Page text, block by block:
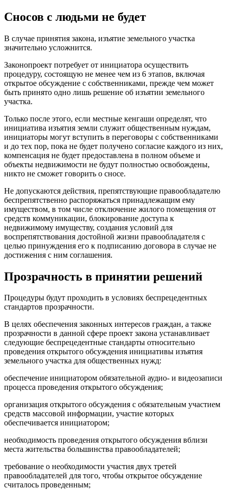
Сносов с людьми не будет
В случае принятия закона, изъятие земельного участка
значительно усложнится.
Законопроект потребует от инициатора осуществить
процедуру, состоящую не менее чем из 6 этапов, включая
открытое обсуждение с собственниками, прежде чем может
быть принято одно лишь решение об изъятии земельного
участка.
Только после этого, если местные кенгаши определят, что
инициатива изъятия земли служит общественным нуждам,
инициаторы могут вступить в переговоры с собственниками
и до тех пор, пока не будет получено согласие каждого из них,
компенсация не будет предоставлена в полном объеме и
объекты недвижимости не будут полностью освобождены,
никто не сможет говорить о сносе.
Не допускаются действия, препятствующие правообладателю
беспрепятственно распоряжаться принадлежащим ему
имуществом, в том числе отключение жилого помещения от
средств коммуникации, блокирование доступа к
недвижимому имуществу, создания условий для
воспрепятствования достойной жизни правообладателя с
целью принуждения его к подписанию договора в случае не
достижения с ним соглашения.
Прозрачность в принятии решений
Процедуры будут проходить в условиях беспрецедентных
стандартов прозрачности.
В целях обеспечения законных интересов граждан, а также
прозрачности в данной сфере проект закона устанавливает
следующие беспрецедентные стандарты относительно
проведения открытого обсуждения инициативы изъятия
земельного участка для общественных нужд:
обеспечение инициатором обязательной аудио- и видеозаписи
процесса проведения открытого обсуждения;
организация открытого обсуждения с обязательным участием
средств массовой информации, участие которых
обеспечивается инициатором;
необходимость проведения открытого обсуждения вблизи
места жительства большинства правообладателей;
требование о необходимости участия двух третей
правообладателей для того, чтобы открытое обсуждение
считалось проведенным;